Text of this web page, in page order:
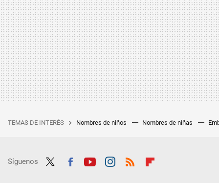
TEMAS DE INTERÉS Nombres de niños Nombres de niñas
Síguenos